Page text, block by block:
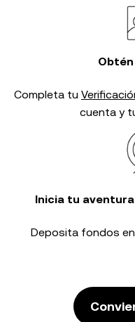
Completa tu
cuenta y
Inicia tu
Deposita fondos